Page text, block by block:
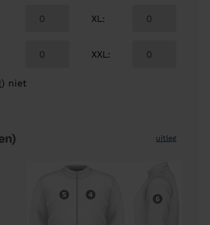
XL :
XXL :
niet
uitleg